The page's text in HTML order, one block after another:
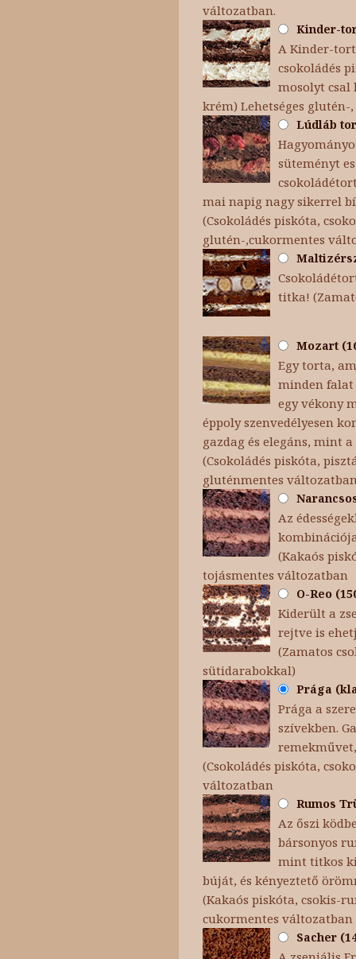
változatban.
Kinder-
A Kinder-
csokoládés
mosolyt csal
krém) Lehetséges
Lúdláb
süteményt
mai napig nagy sikerrel
(Csokoládés piskóta,
glutén-,cukormentes
titka!
Mozart
Egy torta,
minden falat
egy vékony
éppoly szenvedélyesen
gazdag és elegáns, mint
(Csokoládés piskóta,
gluténmentes
Az
(Kakaós
tojásmentes változatban
O-Reo
Kiderült a
rejtve is
(Zamatos
sütidarabokkal)
Prága
Prága a
szívekben.
(Csokoládés piskóta,
változatban
Rumos
Az őszi
bársonyos
mint titkos
búját, és kényeztető
(Kakaós piskóta, csokis-
cukormentes változatban
Sacher